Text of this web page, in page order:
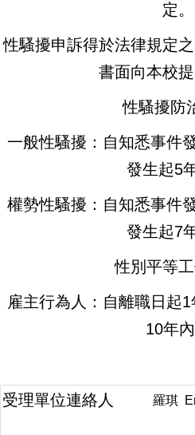
定。
性騷擾申訴得於法律規定之
書面向本校提
性騷擾防
一般性騷擾：自知悉事件
發生起5
權勢性騷擾：自知悉事件
發生起7
性別平等工
雇主行為人：自離職日起
10年內
受理單位連絡人 羅